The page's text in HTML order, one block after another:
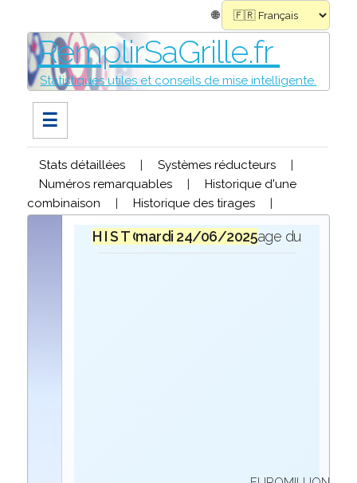
🌐
RemplirSaGrille.fr
Statistiques utiles et conseils de mise intelligente.
☰
Stats détaillées | Systèmes réducteurs
|
Numéros remarquables
|
Historique d'une
combinaison
| Historique des tirages |
H I S T O R I Q U Elors du tirage du
mardi 24/06/2025